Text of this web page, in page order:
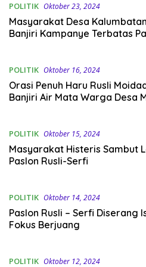
POLITIK Oktober 23, 2024
Masyarakat Desa
Banjiri Kampanye Terbatas
POLITIK Oktober 16, 2024
Orasi Penuh Haru Rusli
Banjiri Air Mata Warga Desa
POLITIK Oktober 15, 2024
Masyarakat Histeris Sambut
Paslon Rusli-Serfi
POLITIK Oktober 14, 2024
Paslon Rusli – Serfi Diserang
Fokus Berjuang
POLITIK Oktober 12, 2024